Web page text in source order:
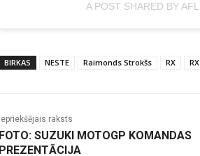
A POST SHARED BY
BIRKAS NESTE Raimonds Strokšs RX
Iepriekšējais raksts
FOTO: SUZUKI MOTOGP KOMANDAS
PREZENTĀCIJA